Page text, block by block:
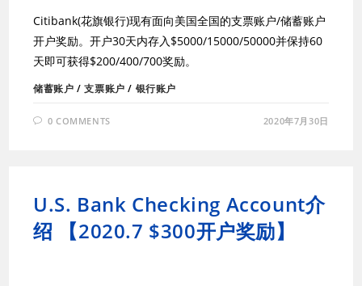
Citibank(花旗银行)现有面向美国全国的支票账户/储蓄账户
开户奖励。开户30天内存入$5000/15000/50000并保持60
天即可获得$200/400/700奖励。
储蓄账户 /支票账户 / 银行账户
0 COMMENTS 2020年7月30日
U.S. Bank Checking Account介
绍 【2020.7 $300开户奖励】